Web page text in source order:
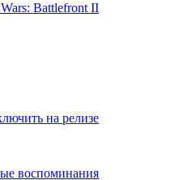
Wars: Battlefront II
на релизе
воспоминания